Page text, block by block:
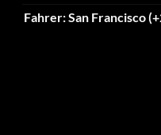
Fahrer: San Francisco